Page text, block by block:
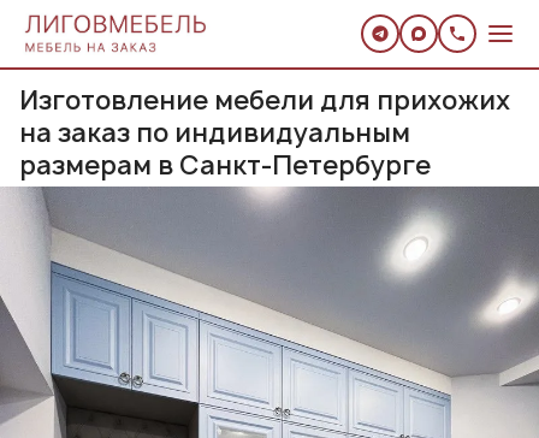
Изготовление мебели для прихожих
на заказ по индивидуальным
размерам в Санкт-Петербурге